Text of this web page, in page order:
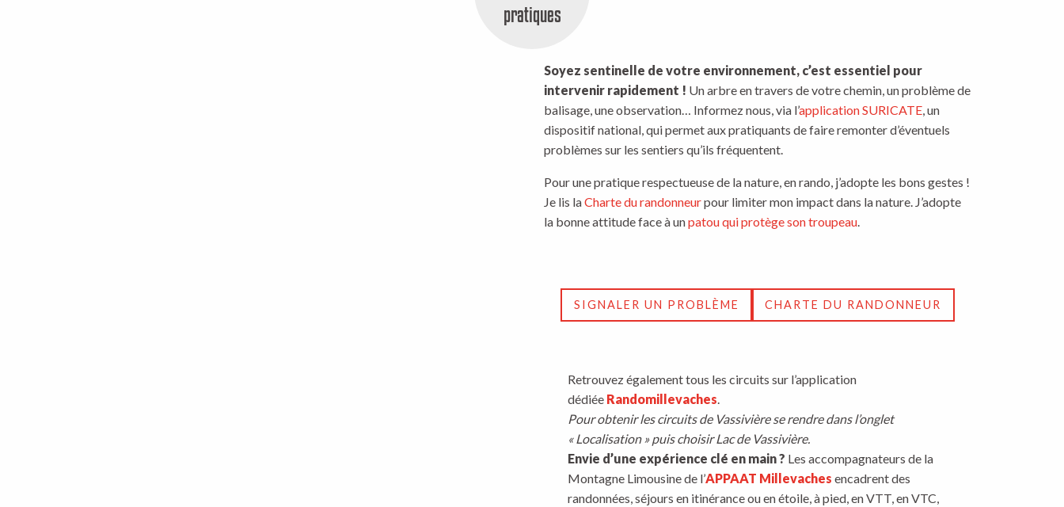
pratiques
Soyez sentinelle de votre environnement, c’est essentiel pour
intervenir rapidement ! Un arbre en travers de votre chemin, un problème de
balisage, une observation… Informez nous, via l’application SURICATE, un
dispositif national, qui permet aux pratiquants de faire remonter d’éventuels
problèmes sur les sentiers qu’ils fréquentent.
Pour une pratique respectueuse de la nature, en rando, j’adopte les bons gestes !
Je lis laCharte du randonneurpour limiter mon impact dans la nature. J’adopte
la bonne attitude face à unpatou qui protège son troupeau.
SIGNALER UN PROBLÈME CHARTE DU RANDONNEUR
Retrouvez également tous les circuits sur l’application
dédiée Randomillevaches.
Pour obtenir les circuits de Vassivière se rendre dans l’onglet
« Localisation » puis choisir Lac de Vassivière.
Envie d’une expérience clé en main ? Les accompagnateurs de la
Montagne Limousine de l’APPAAT Millevaches encadrent des
randonnées, séjours en itinérance ou en étoile, à pied, en VTT, en VTC,